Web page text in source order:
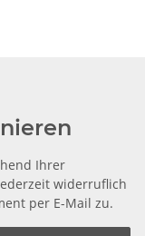
Ihrer
widerruflich
per E-Mail zu.